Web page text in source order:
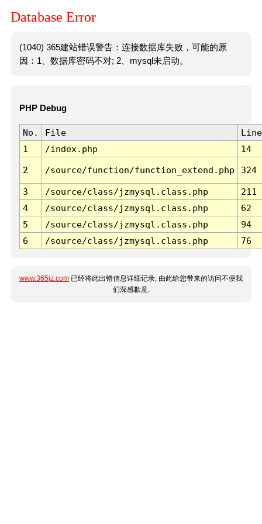
Database Error
(1040) 365建站错误警告：连接数据库失败，可能的原
因：1、数据库密码不对; 2、mysql未启动。
PHP Debug
No. File
Line
1
/index.php 14
2 /source/function/function_extend.php 324
3 /source/class/jzmysql.class.php
211
4
/source/class/jzmysql.class.php
62
5
/source/class/jzmysql.class.php
94
6
/source/class/jzmysql.class.php 76
www.365jz.com 已经将此出错信息详细记录, 由此给您带来的访问不便我
们深感歉意.